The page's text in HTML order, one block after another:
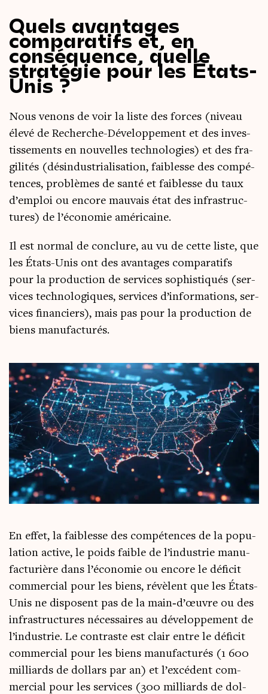
Quels avantages
comparatifs et, en
conséquence, quelle
stratégie pour les États-
Unis ?
Nous venons de voir la liste des forces (niveau
éle­vé de Recherche-Déve­lop­pe­ment et des inves­
tis­se­ments en nou­velles tech­no­lo­gies) et des fra­
gi­li­tés (dés­in­dus­tria­li­sa­tion, fai­blesse des com­pé­
tences, pro­blèmes de san­té et fai­blesse du taux
d’emploi ou encore mau­vais état des infra­struc­
tures) de l’é­co­no­mie américaine.
Il est nor­mal de conclure, au vu de cette liste, que
les États-Unis ont des avan­tages com­pa­ra­tifs
pour la pro­duc­tion de ser­vices sophis­ti­qués (ser­
vices tech­no­lo­giques, ser­vices d’in­for­ma­tions, ser­
vices finan­ciers), mais pas pour la pro­duc­tion de
biens manufacturés.
En effet, la fai­blesse des com­pé­tences de la popu­
la­tion active, le poids faible de l’in­dus­trie manu­
fac­tu­rière dans l’é­co­no­mie ou encore le défi­cit
com­mer­cial pour les biens, révèlent que les États-
Unis ne dis­posent pas de la main‑d’œuvre ou des
infra­struc­tures néces­saires au déve­lop­pe­ment de
l’in­dus­trie. Le contraste est clair entre le défi­cit
com­mer­cial pour les biens manu­fac­tu­rés (1 600
mil­liards de dol­lars par an) et l’ex­cé­dent com­
mer­cial pour les ser­vices (300 mil­liards de dol­